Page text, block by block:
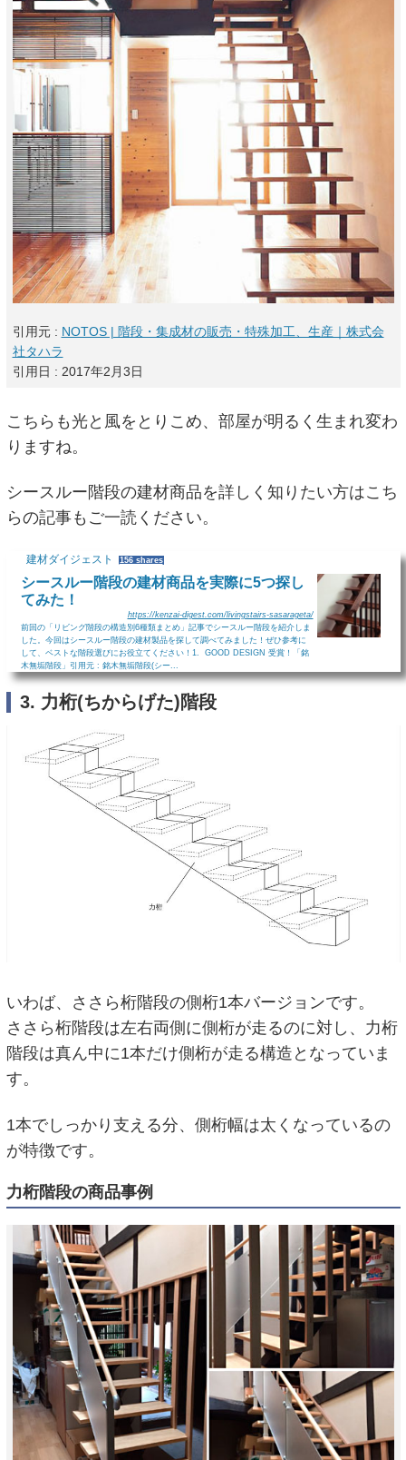
引用元 : NOTOS | 階段・集成材の販売・特殊加工、生産｜株式会
社タハラ
引用日 : 2017年2月3日
こちらも光と風をとりこめ、部屋が明るく生まれ変わ
りますね。
シースルー階段の建材商品を詳しく知りたい方はこち
らの記事もご一読ください。
建材ダイジェスト 156 shares
シースルー階段の建材商品を実際に5つ探し
てみた！
https://kenzai-digest.com/livingstairs-sasarageta/
前回の「リビング階段の構造別6種類まとめ」記事でシースルー階段を紹介しま
した。今回はシースルー階段の建材製品を探して調べてみました！ぜひ参考に
して、ベストな階段選びにお役立てください！1. GOOD DESIGN 受賞！「銘
木無垢階段」引用元 : 銘木無垢階段(シー...
3. 力桁(ちからげた)階段
いわば、ささら桁階段の側桁1本バージョンです。
ささら桁階段は左右両側に側桁が走るのに対し、力桁
階段は真ん中に1本だけ側桁が走る構造となっていま
す。
1本でしっかり支える分、側桁幅は太くなっているの
が特徴です。
力桁階段の商品事例